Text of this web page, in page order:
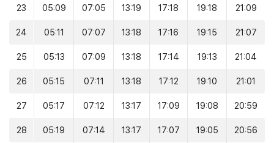
23 05:09 07:05 13:19 17:18 19:18 21:09
24 05:11 07:07 13:18 17:16 19:15 21:07
25 05:13 07:09 13:18 17:14 19:13 21:04
26 05:15 07:11 13:18 17:12 19:10 21:01
27 05:17 07:12 13:17 17:09 19:08 20:59
28 05:19 07:14 13:17 17:07 19:05 20:56